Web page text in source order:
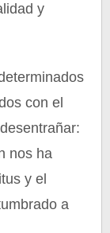
y
con el
nos ha
y el
a